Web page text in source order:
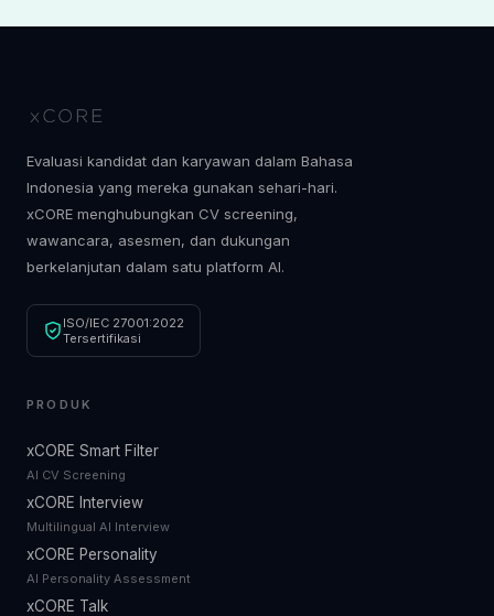
Evaluasi kandidat dan karyawan dalam Bahasa
Indonesia yang mereka gunakan sehari-hari.
xCORE menghubungkan CV screening,
wawancara, asesmen, dan dukungan
berkelanjutan dalam satu platform AI.
ISO/IEC 27001:2022
Tersertifikasi
PRODUK
xCORE Smart Filter
AI CV Screening
xCORE Interview
Multilingual AI Interview
xCORE Personality
AI Personality Assessment
xCORE Talk